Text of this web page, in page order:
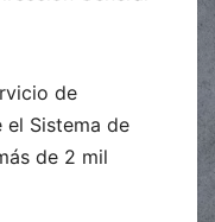
de
el Sistema de
de 2 mil